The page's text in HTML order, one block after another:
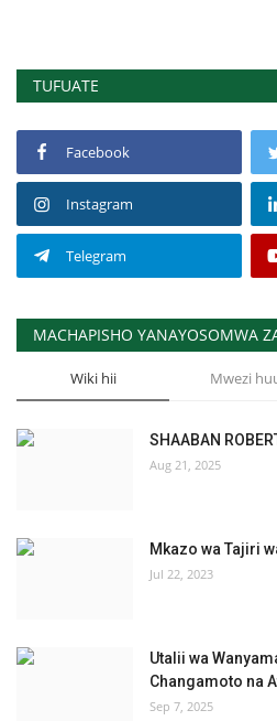
TUFUATE
Facebook
Instagram
Telegram
MACHAPISHO YANAYOSOMWA
Wiki hii Mwezi
SHAABAN
Aug 21, 2025
Mkazo wa Tajiri
Jul 22, 2023
Utalii wa
Changamoto na
Sep 7, 2025